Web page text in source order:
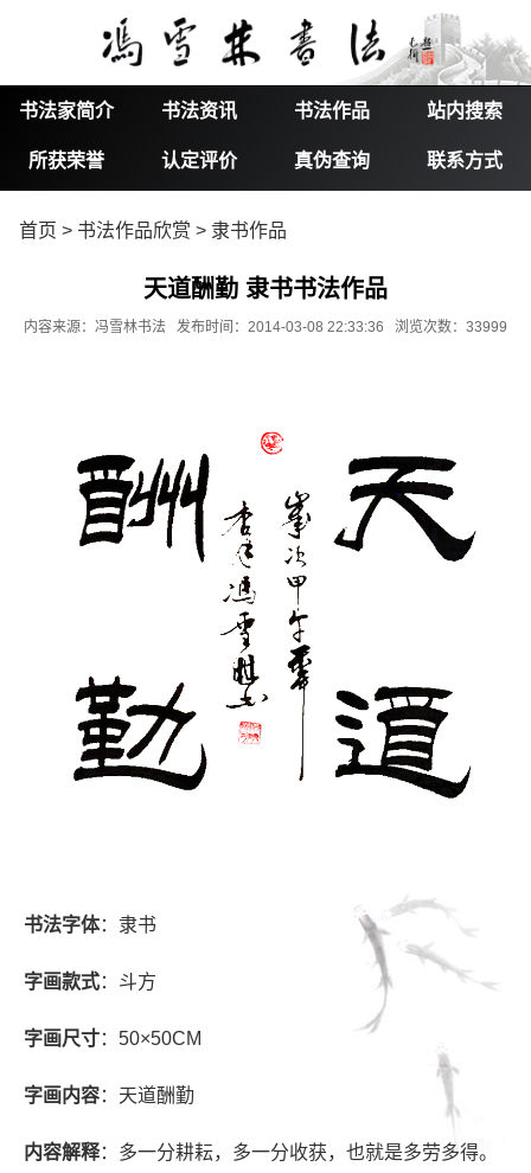
书法家简介 书法资讯 书法作品 站内搜索
所获荣誉 认定评价 真伪查询 联系方式
首页 > 书法作品欣赏 > 隶书作品
天道酬勤 隶书书法作品
内容来源：冯雪林书法 发布时间：2014-03-08 22:33:36 浏览次数：33999
书法字体：隶书
字画款式：斗方
字画尺寸：50×50CM
字画内容：天道酬勤
内容解释：多一分耕耘，多一分收获，也就是多劳多得。